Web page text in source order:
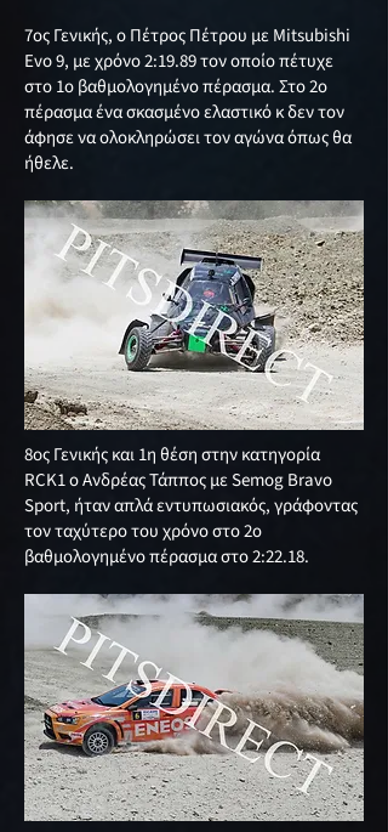
7ος Γενικής, ο Πέτρος Πέτρου με Mitsubishi
Evo 9, με χρόνο 2:19.89 τον οποίο πέτυχε
στο 1ο βαθμολογημένο πέρασμα. Στο 2ο
πέρασμα ένα σκασμένο ελαστικό κ δεν τον
άφησε να ολοκληρώσει τον αγώνα όπως θα
ήθελε.
8oς Γενικής και 1η θέση στην κατηγορία
RCK1 ο Ανδρέας Τάππος με Semog Bravo
Sport, ήταν απλά εντυπωσιακός, γράφοντας
τον ταχύτερο του χρόνο στο 2ο
βαθμολογημένο πέρασμα στο 2:22.18.